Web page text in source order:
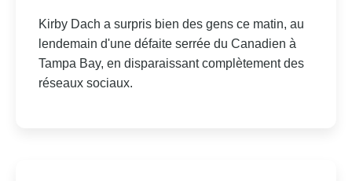
Kirby Dach a surpris bien des gens ce matin, au
lendemain d'une défaite serrée du Canadien à
Tampa Bay, en disparaissant complètement des
réseaux sociaux.